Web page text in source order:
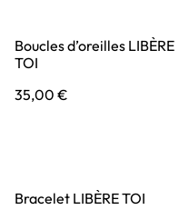
Boucles d’oreilles LIBÈRE
TOI
35,00 €
Bracelet LIBÈRE TOI